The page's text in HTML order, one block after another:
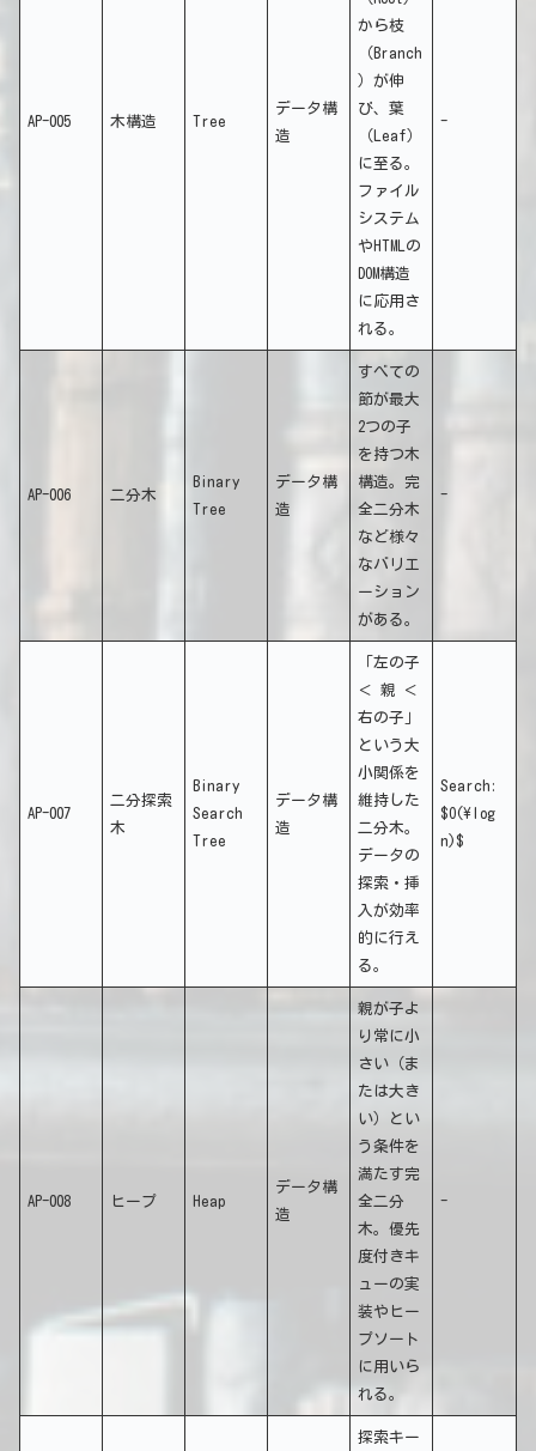
AP-005 木構造 Tree
データ構
造
から枝
（Branch
）が伸
び、葉
（Leaf）
に至る。
ファイル
システム
やHTMLの
DOM構造
に応用さ
れる。
-
AP-006 二分木
Binary
Tree
データ構
造
すべての
節が最大
2つの子
を持つ木
構造。完
全二分木
など様々
なバリエ
ーション
がある。
-
AP-007
二分探索
木
Binary
Search
Tree
データ構
造
「左の子
＜ 親 ＜
右の子」
という大
小関係を
維持した
二分木。
データの
探索・挿
入が効率
的に行え
る。
Search:
$O(\log
n)$
AP-008 ヒープ Heap
データ構
造
親が子よ
り常に小
さい（ま
たは大き
い）とい
う条件を
満たす完
全二分
木。優先
度付きキ
ューの実
装やヒー
プソート
に用いら
れる。
-
探索キー